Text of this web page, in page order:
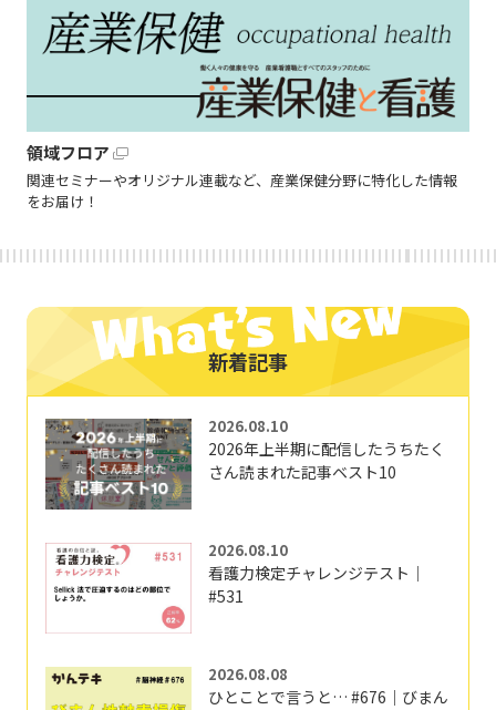
領域フロア
関連セミナーやオリジナル連載など、産業保健分野に特化した情報
をお届け！
新着記事
2026.08.10
2026年上半期に配信したうちたく
さん読まれた記事ベスト10
2026.08.10
看護力検定チャレンジテスト｜
#531
2026.08.08
ひとことで言うと… #676｜びまん